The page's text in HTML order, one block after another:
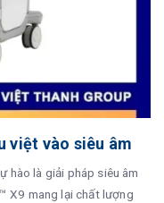
việt vào siêu âm
hào là giải pháp siêu âm
X9 mang lại chất lượng